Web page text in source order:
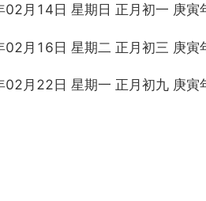
月14日 星期日 正月初一 庚寅
月16日 星期二 正月初三 庚寅
月22日 星期一 正月初九 庚寅